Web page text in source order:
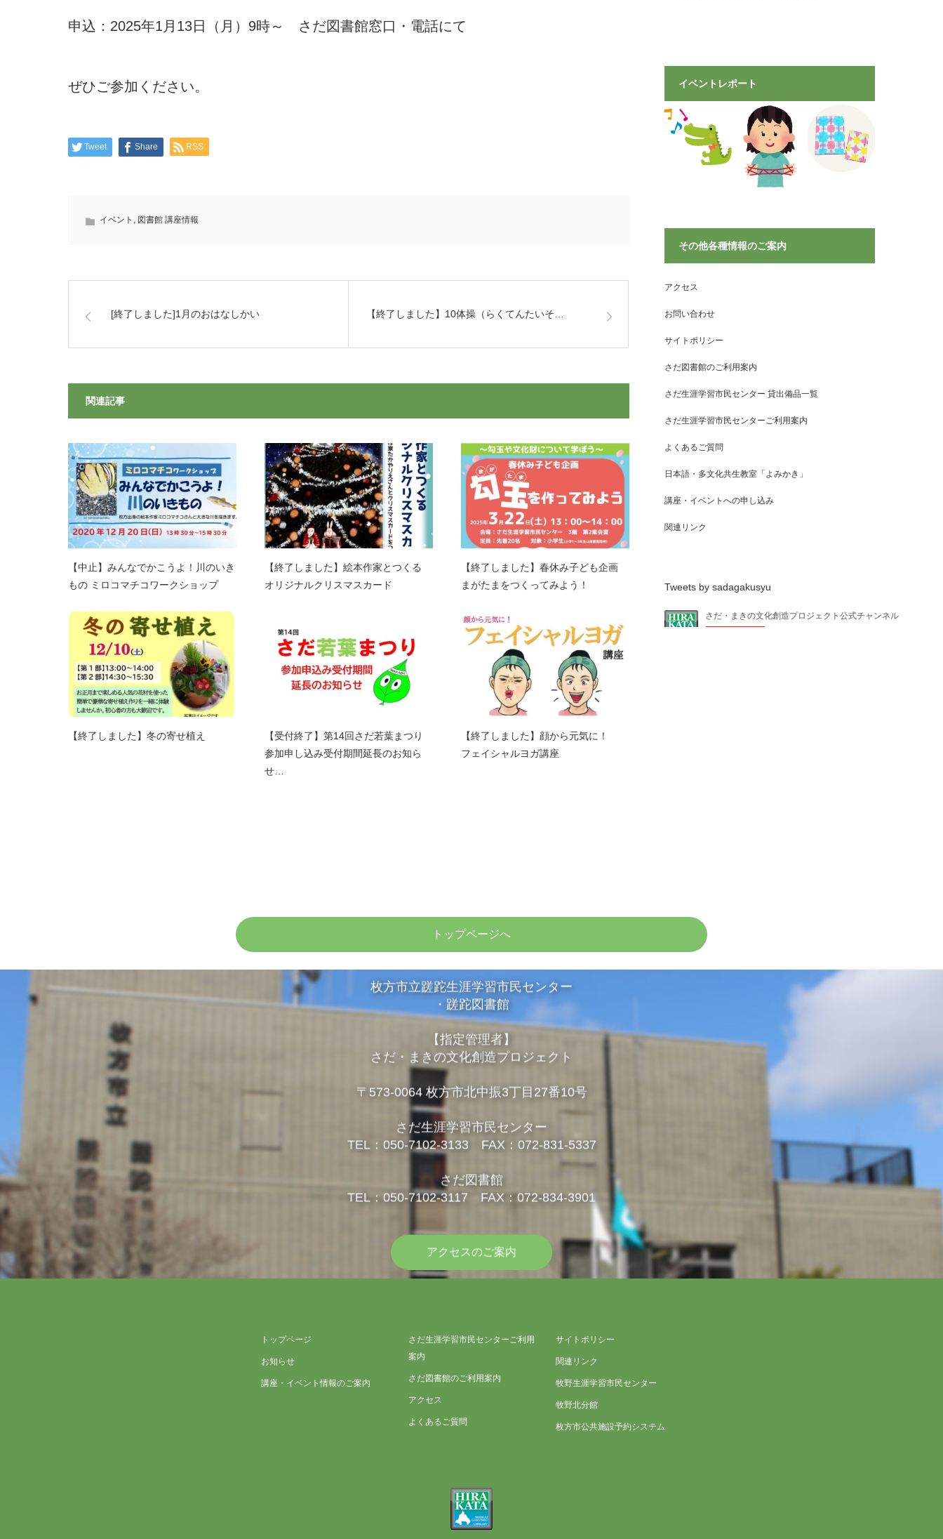
申込：2025年1月13日（月）9時～ さだ図書館窓口・電話にて
ぜひご参加ください。
Tweet Share RSS
イベント 図書館 講座情報
[終了しました]1月のおはなしかい 【終了しました】10体操（らくてんたいそ…
関連記事
【中止】みんなでかこうよ！川のいき
もの ミロコマチコワークショップ
【終了しました】絵本作家とつくる
オリジナルクリスマスカード
【終了しました】春休み子ども企画
まがたまをつくってみよう！
【終了しました】冬の寄せ植え
【受付終了】第14回さだ若葉まつり
参加申し込み受付期間延長のお知ら
せ…
【終了しました】顔から元気に！
フェイシャルヨガ講座
イベントレポート
その他各種情報のご案内
アクセス
お問い合わせ
サイトポリシー
さだ図書館のご利用案内
さだ生涯学習市民センター 貸出備品一覧
さだ生涯学習市民センターご利用案内
よくあるご質問
日本語・多文化共生教室「よみかき」
講座・イベントへの申し込み
関連リンク
Tweets by sadagakusyu
トップページへ
枚方市立蹉跎生涯学習市民センター
・蹉跎図書館
【指定管理者】
さだ・まきの文化創造プロジェクト
〒573-0064 枚方市北中振3丁目27番10号
さだ生涯学習市民センター
TEL：050-7102-3133 FAX：072-831-5337
さだ図書館
TEL：050-7102-3117 FAX：072-834-3901
アクセスのご案内
トップページ
お知らせ
講座・イベント情報のご案内
さだ生涯学習市民センターご利用
案内
さだ図書館のご利用案内
アクセス
よくあるご質問
サイトポリシー
関連リンク
牧野生涯学習市民センター
牧野北分館
枚方市公共施設予約システム